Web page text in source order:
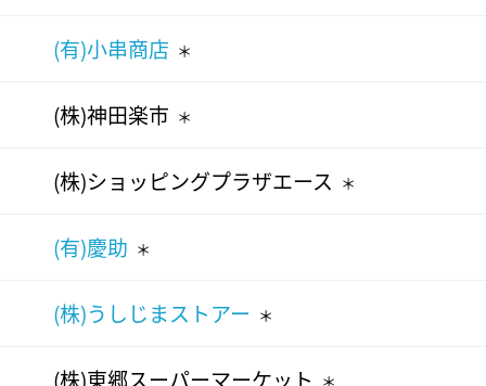
(有)小串商店 ＊
(株)神田楽市 ＊
(株)ショッピングプラザエース ＊
(有)慶助 ＊
(株)うしじまストアー ＊
(株)東郷スーパーマーケット